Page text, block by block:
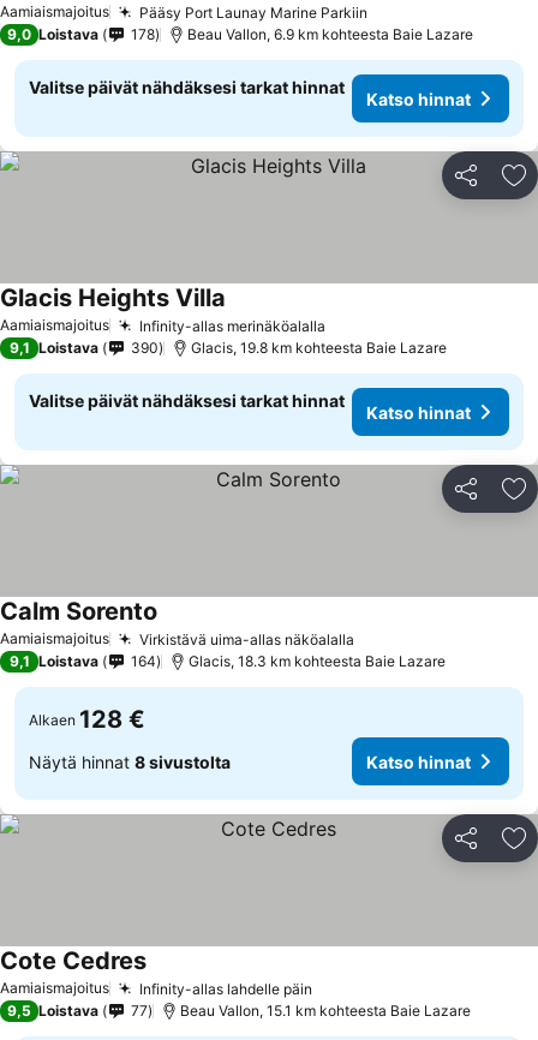
Aamiaismajoitus Pääsy Port Launay Marine Parkiin
9,0 Loistava 178 Beau Vallon, 6.9 km kohteesta Baie Lazare
Valitse päivät nähdäksesi tarkat hinnat
Katso hinnat
Jaa
Aamiaismajoitus Infinity-allas merinäköalalla
Glacis Heights Villa
9,1 Loistava 390 Glacis, 19.8 km kohteesta Baie Lazare
Valitse päivät nähdäksesi tarkat hinnat
Katso hinnat
Jaa
Aamiaismajoitus Virkistävä uima-allas näköalalla
Calm Sorento
9,1 Loistava 164 Glacis, 18.3 km kohteesta Baie Lazare
Alkaen 128 €
Näytä hinnat 8 sivustolta Katso hinnat
Jaa
Aamiaismajoitus Infinity-allas lahdelle päin
Cote Cedres
9,5 Loistava 77 Beau Vallon, 15.1 km kohteesta Baie Lazare